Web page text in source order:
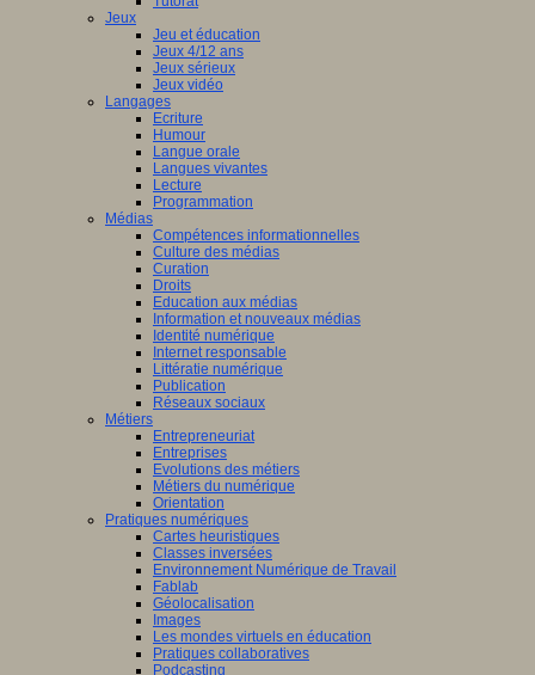
Jeux
Jeu et éducation
Jeux 4/12 ans
Jeux sérieux
Jeux vidéo
Langages
Ecriture
Humour
Langue orale
Langues vivantes
Lecture
Programmation
Médias
Compétences informationnelles
Culture des médias
Curation
Droits
Education aux médias
Information et nouveaux médias
Identité numérique
Internet responsable
Littératie numérique
Publication
Réseaux sociaux
Métiers
Entrepreneuriat
Entreprises
Evolutions des métiers
Métiers du numérique
Orientation
Pratiques numériques
Cartes heuristiques
Classes inversées
Environnement Numérique de Travail
Fablab
Géolocalisation
Images
Les mondes virtuels en éducation
Pratiques collaboratives
Podcasting